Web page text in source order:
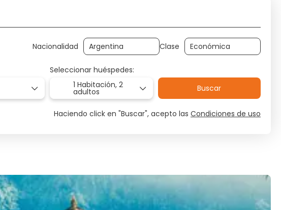
Nacionalidad Clase
Seleccionar huéspedes:
1 Habitación,2
adultos Buscar
Haciendo click en "Buscar", acepto las Condiciones de uso